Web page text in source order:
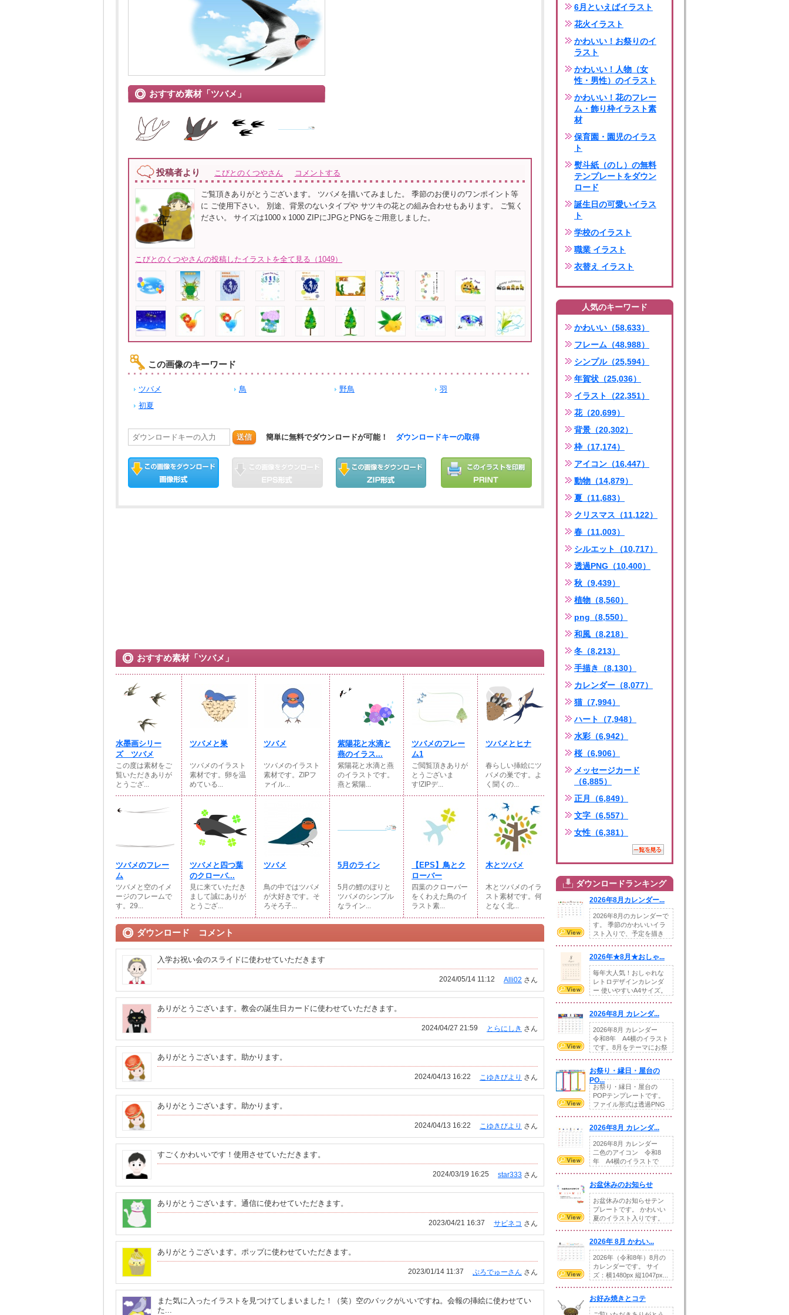
おすすめ素材「ツバメ」
投稿者より こびとのくつやさん コメントする
ご覧頂きありがとうございます。 ツバメを描いてみました。 季節のお便りのワンポイント等
に ご使用下さい。 別途、背景のないタイプや サツキの花との組み合わせもあります。 ご覧く
ださい。 サイズは1000ｘ1000 ZIPにJPGとPNGをご用意しました。
こびとのくつやさんの投稿したイラストを全て見る（1049）
この画像のキーワード
ツバメ 鳥 野鳥
羽
初夏
送信 簡単に無料でダウンロードが可能！ ダウンロードキーの取得
おすすめ素材「ツバメ」
水墨画シリー
ズ ツバメ
この度は素材をご
覧いただきありが
とうござ...
ツバメと巣
ツバメのイラスト
素材です。卵を温
めている...
ツバメ
ツバメのイラスト
素材です。ZIPフ
ァイル...
紫陽花と水滴と
燕のイラス...
紫陽花と水滴と燕
のイラストです。
燕と紫陽...
ツバメのフレー
ム1
ご閲覧頂きありが
とうございま
す!ZIPデ...
ツバメとヒナ
春らしい挿絵にツ
バメの巣です。よ
く聞くの...
ツバメのフレー
ム
ツバメと空のイメ
ージのフレームで
す。29...
ツバメと四つ葉
のクローバ...
見に来ていただき
まして誠にありが
とうござ...
ツバメ
鳥の中ではツバメ
が大好きです。そ
ろそろ子...
5月のライン
5月の鯉のぼりと
ツバメのシンプル
なライン...
【EPS】鳥とク
ローバー
四葉のクローバー
をくわえた鳥のイ
ラスト素...
木とツバメ
木とツバメのイラ
スト素材です。何
となく北...
ダウンロード コメント
入学お祝い会のスライドに使わせていただきます
Alli02 さん
2024/05/14 11:12
ありがとうございます。教会の誕生日カードに使わせていただきます。
とらにしき さん
2024/04/27 21:59
ありがとうございます。助かります。
こゆきびより さん
2024/04/13 16:22
ありがとうございます。助かります。
こゆきびより さん
2024/04/13 16:22
すごくかわいいです！使用させていただきます。
star333 さん
2024/03/19 16:25
ありがとうございます。通信に使わせていただきます。
サビネコ さん
2023/04/21 16:37
ありがとうございます。ポップに使わせていただきます。
ぷろでゅーさん さん
2023/01/14 11:37
また気に入ったイラストを見つけてしまいました！（笑）空のバックがいいですね。会報の挿絵に使わせてい
た...
6月といえばイラスト
花火イラスト
かわいい！お祭りのイ
ラスト
かわいい！人物（女
性・男性）のイラスト
かわいい！花のフレー
ム・飾り枠イラスト素
材
保育園・園児のイラス
ト
熨斗紙（のし）の無料
テンプレートをダウン
ロード
誕生日の可愛いイラス
ト
学校のイラスト
職業 イラスト
衣替え イラスト
人気のキーワード
かわいい（58,633）
フレーム（48,988）
シンプル（25,594）
年賀状（25,036）
イラスト（22,351）
花（20,699）
背景（20,302）
枠（17,174）
アイコン（16,447）
動物（14,879）
夏（11,683）
クリスマス（11,122）
春（11,003）
シルエット（10,717）
透過PNG（10,400）
秋（9,439）
植物（8,560）
png（8,550）
和風（8,218）
冬（8,213）
手描き（8,130）
カレンダー（8,077）
猫（7,994）
ハート（7,948）
水彩（6,942）
桜（6,906）
メッセージカード
（6,885）
正月（6,849）
文字（6,557）
女性（6,381）
ダウンロードランキング
2026年8月カレンダー...
2026年8月のカレンダーで
す。 季節のかわいいイラ
スト入りで、予定を描き
2026年★8月★おしゃ...
毎年大人気！おしゃれな
レトロデザインカレンダ
ー 使いやすいA4サイズ。
2026年8月 カレンダ...
2026年8月 カレンダー
令和8年 A4横のイラスト
です。8月をテーマにお祭
お祭り・縁日・屋台の
PO...
お祭り・縁日・屋台の
POPテンプレートです。
ファイル形式は透過PNG
2026年8月 カレンダ...
2026年8月 カレンダー
二色のアイコン 令和8
年 A4横のイラストで
お盆休みのお知らせ
お盆休みのお知らせテン
プレートです。 かわいい
夏のイラスト入りです。
2026年 8月 かわい...
2026年（令和8年）8月の
カレンダーです。 サイ
ズ：横1480px 縦1047px...
お好み焼きとコテ